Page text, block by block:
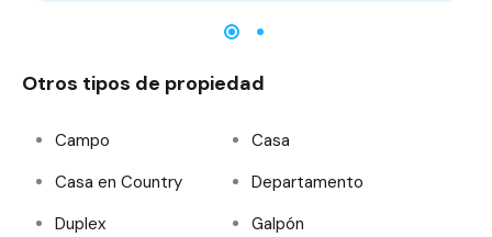
Otros tipos de propiedad
Campo
Casa
Casa en Country
Departamento
Duplex
Galpón